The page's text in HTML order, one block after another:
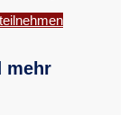
mehr